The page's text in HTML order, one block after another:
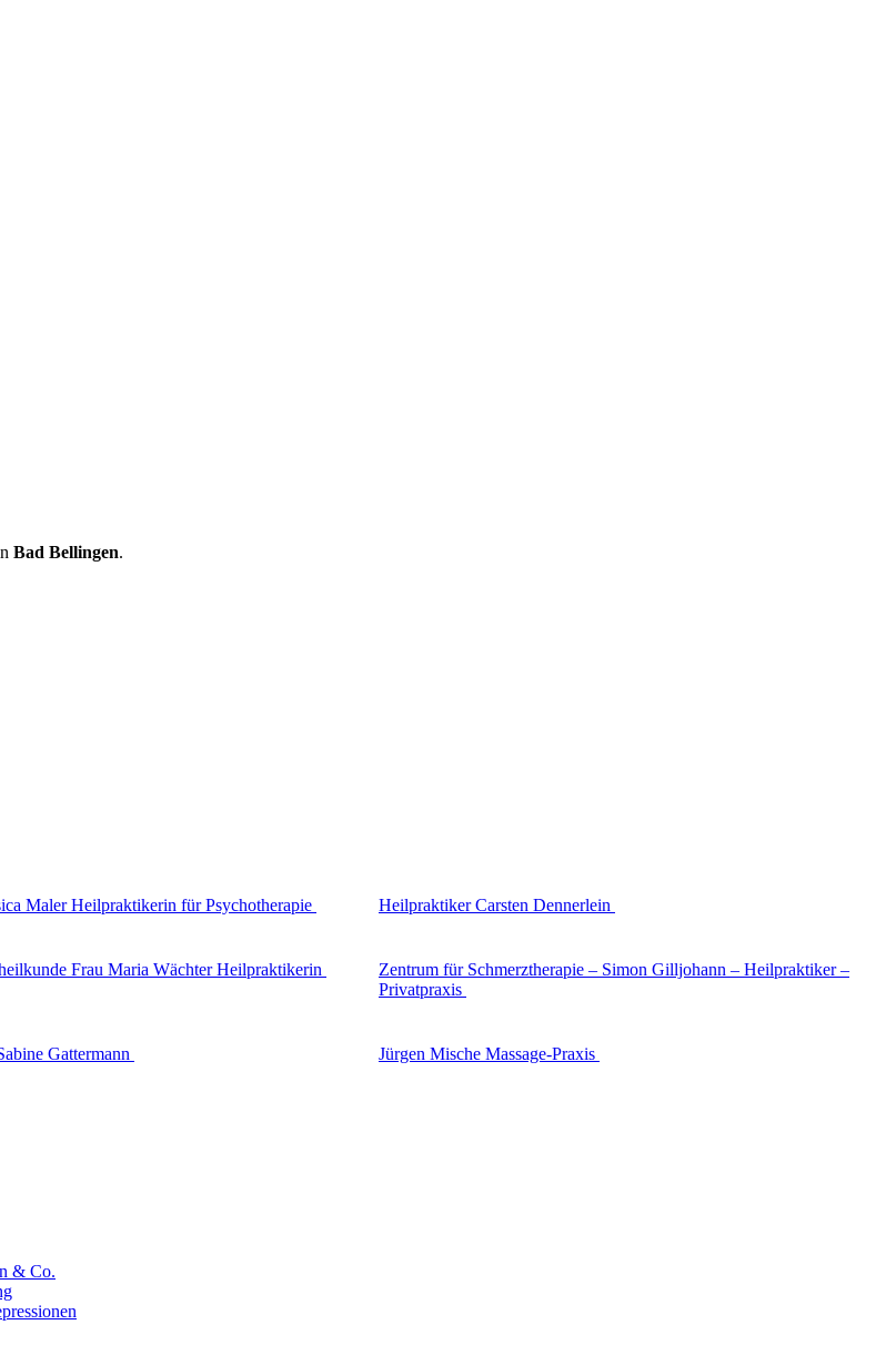
Bad Bellingen.
Maler Heilpraktikerin für Psychotherapie Heilpraktiker Carsten Dennerlein
Frau Maria Wächter Heilpraktikerin
Zentrum für Schmerztherapie – Simon Gilljohann – Heilpraktiker –
Privatpraxis
Gattermann Jürgen Mische Massage-Praxis
& Co.